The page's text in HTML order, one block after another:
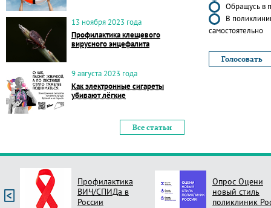
13 ноября 2023 года
Профилактика клещевого
вирусного энцефалита
9 августа 2023 года
Как электронные сигареты
убивают лёгкие
Все статьи
Обращусь в
В
самостоятельно
Профилактика
ВИЧ/СПИДа в
России
Опрос Оцени
новый стиль
поликлиник